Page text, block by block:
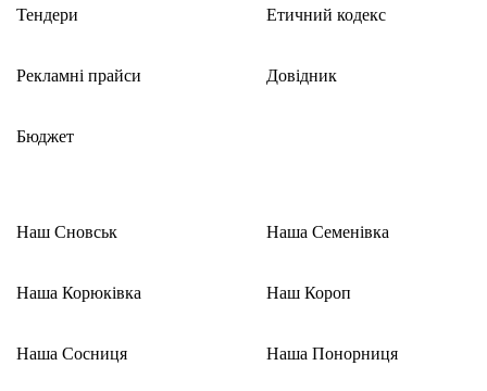
Тендери
Рекламні прайси
Бюджет
Етичний кодекс
Довідник
Наш Сновськ
Наша Корюківка
Наша Сосниця
Наша Семенівка
Наш Короп
Наша Понорниця